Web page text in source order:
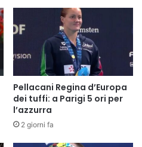
Pellacani Regina d’Europa
dei tuffi: a Parigi 5 ori per
l’azzurra
2 giorni fa